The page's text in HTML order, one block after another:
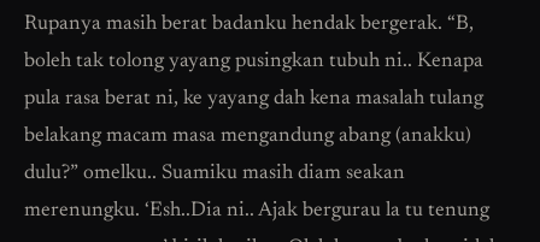
Rupanya masih berat badanku hendak bergerak. “B,
boleh tak tolong yayang pusingkan tubuh ni.. Kenapa
pula rasa berat ni, ke yayang dah kena masalah tulang
belakang macam masa mengandung abang (anakku)
dulu?” omelku.. Suamiku masih diam seakan
merenungku. ‘Esh..Dia ni.. Ajak bergurau la tu tenung